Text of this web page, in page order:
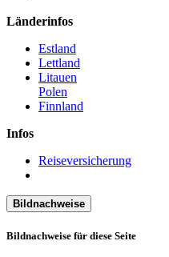
Länderinfos
Estland
Lettland
Litauen
Polen
Finnland
Infos
Reiseversicherung
Bildnachweise
Bildnachweise für diese Seite